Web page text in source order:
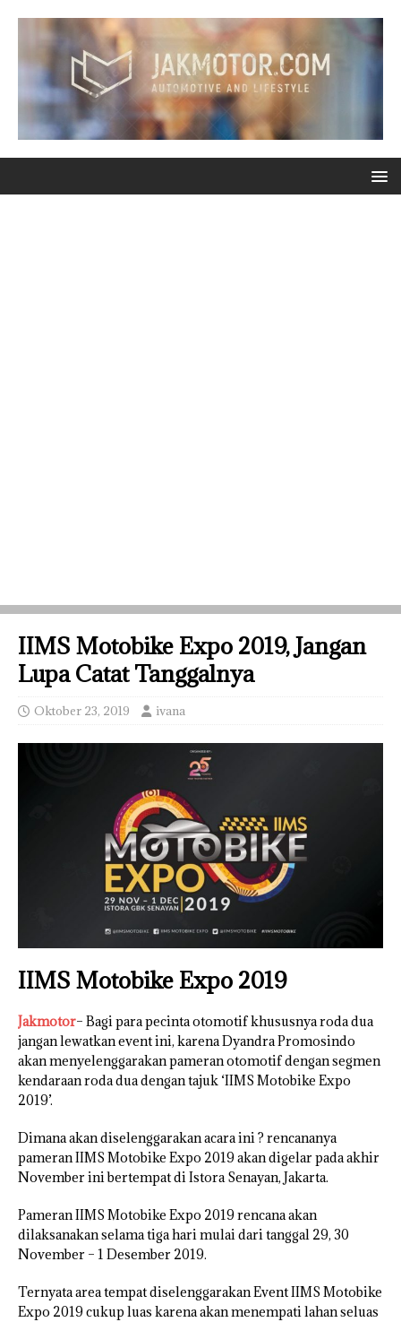
IIMS Motobike Expo 2019, Jangan
Lupa Catat Tanggalnya
Oktober 23, 2019 ivana
IIMS Motobike Expo 2019
Jakmotor– Bagi para pecinta otomotif khususnya roda dua
jangan lewatkan event ini, karena Dyandra Promosindo
akan menyelenggarakan pameran otomotif dengan segmen
kendaraan roda dua dengan tajuk ‘IIMS Motobike Expo
2019’.
Dimana akan diselenggarakan acara ini ? rencananya
pameran IIMS Motobike Expo 2019 akan digelar pada akhir
November ini bertempat di Istora Senayan, Jakarta.
Pameran IIMS Motobike Expo 2019 rencana akan
dilaksanakan selama tiga hari mulai dari tanggal 29, 30
November – 1 Desember 2019.
Ternyata area tempat diselenggarakan Event IIMS Motobike
Expo 2019 cukup luas karena akan menempati lahan seluas